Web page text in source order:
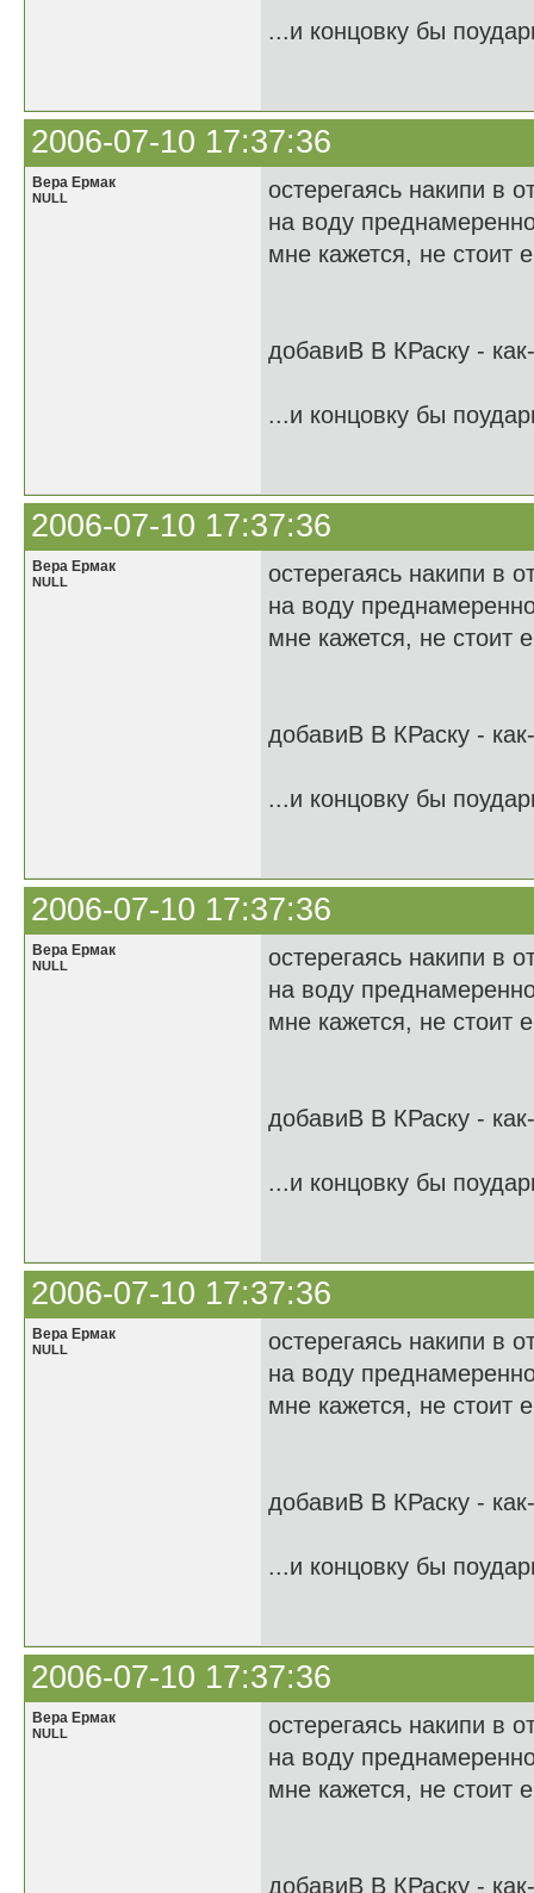
...и концовку бы
2006-07-10 17:37:36
Вера Ермак
NULL
остерегаясь накипи в
на воду
мне кажется, не стоит
добавиВ В КРаску -
...и концовку бы
2006-07-10 17:37:36
Вера Ермак
NULL
остерегаясь накипи в
на воду
мне кажется, не стоит
добавиВ В КРаску -
...и концовку бы
2006-07-10 17:37:36
Вера Ермак
NULL
остерегаясь накипи в
на воду
мне кажется, не стоит
добавиВ В КРаску -
...и концовку бы
2006-07-10 17:37:36
Вера Ермак
NULL
остерегаясь накипи в
на воду
мне кажется, не стоит
добавиВ В КРаску -
...и концовку бы
2006-07-10 17:37:36
Вера Ермак
NULL
остерегаясь накипи в
на воду
мне кажется, не стоит
добавиВ В КРаску -